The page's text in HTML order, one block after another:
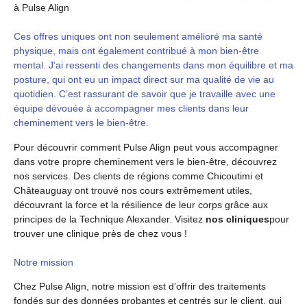
à Pulse Align
Ces offres uniques ont non seulement amélioré ma santé
physique, mais ont également contribué à mon bien-être
mental. J’ai ressenti des changements dans mon équilibre et ma
posture, qui ont eu un impact direct sur ma qualité de vie au
quotidien. C’est rassurant de savoir que je travaille avec une
équipe dévouée à accompagner mes clients dans leur
cheminement vers le bien-être.
Pour découvrir comment Pulse Align peut vous accompagner
dans votre propre cheminement vers le bien-être, découvrez
nos services. Des clients de régions comme Chicoutimi et
Châteauguay ont trouvé nos cours extrêmement utiles,
découvrant la force et la résilience de leur corps grâce aux
principes de la Technique Alexander. Visitez nos cliniquespour
trouver une clinique près de chez vous !
Notre mission
Chez Pulse Align, notre mission est d’offrir des traitements
fondés sur des données probantes et centrés sur le client, qui